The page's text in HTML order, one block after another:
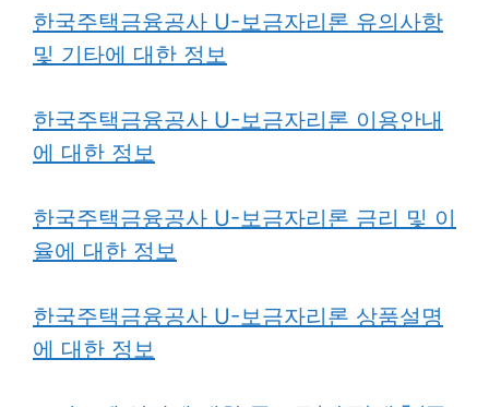
한국주택금융공사 U-보금자리론 유의사항
및 기타에 대한 정보
한국주택금융공사 U-보금자리론 이용안내
에 대한 정보
한국주택금융공사 U-보금자리론 금리 및 이
율에 대한 정보
한국주택금융공사 U-보금자리론 상품설명
에 대한 정보